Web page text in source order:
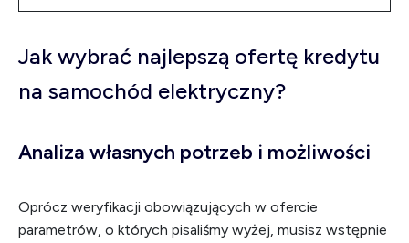
Jak wybrać najlepszą ofertę kredytu
na samochód elektryczny?
Analiza własnych potrzeb i możliwości
Oprócz weryfikacji obowiązujących w ofercie
parametrów, o których pisaliśmy wyżej, musisz wstępnie